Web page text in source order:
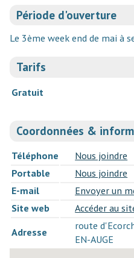
Période d'ouverture
Le 3ème week end de mai à
Tarifs
Gratuit
Coordonnées &
Téléphone
Nous joindre
Portable
Nous joindre
E-mail
Envoyer un
Site web
Accéder au
Adresse
route
EN-AUGE